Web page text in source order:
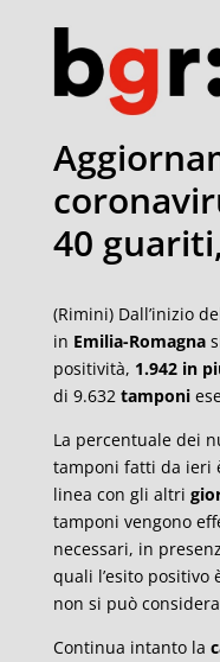
40
(Rimini) Dall’inizio
in Emilia-Romagna
positività, 1.942 in
di 9.632tamponi
La percentuale dei
tamponi fatti da ieri
linea con gli altri
tamponi vengono
necessari, in
quali l’esito positivo
non si può
Continua intanto la